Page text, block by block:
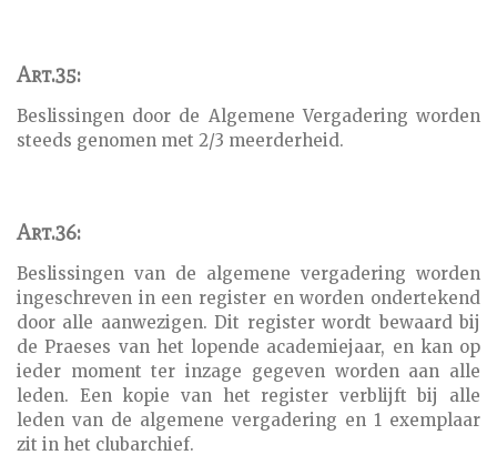
Art.35:
Beslissingen door de Algemene Vergadering worden
steeds genomen met 2/3 meerderheid.
Art.36:
Beslissingen van de algemene vergadering worden
ingeschreven in een register en worden ondertekend
door alle aanwezigen. Dit register wordt bewaard bij
de Praeses van het lopende academiejaar, en kan op
ieder moment ter inzage gegeven worden aan alle
leden. Een kopie van het register verblijft bij alle
leden van de algemene vergadering en 1 exemplaar
zit in het clubarchief.